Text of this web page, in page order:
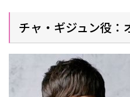
チャ・ギジュン役：